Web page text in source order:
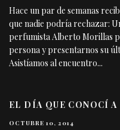
Hace un par de semanas
que nadie podría rechazar:
perfumista Alberto Morillas
persona y presentarnos su
Asistíamos al encuentro...
EL DÍA QUE CONOCÍ
OCTUBRE 10, 2014